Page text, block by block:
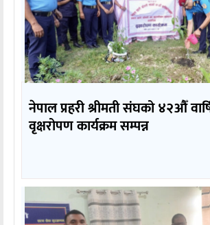
नेपाल प्रहरी श्रीमती संघको ४२औँ
वृक्षरोपण कार्यक्रम सम्पन्न